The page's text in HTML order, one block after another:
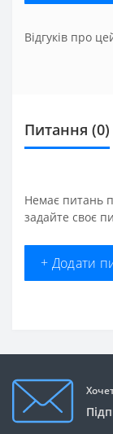
Відгуків про
Питання (0)
Немає питань
задайте своє
+ Додати